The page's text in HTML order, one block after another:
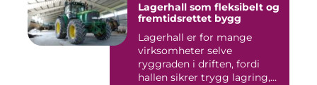
Lagerhall som fleksibelt og
fremtidsrettet bygg
Lagerhall er for mange
virksomheter selve
ryggraden i driften, fordi
hallen sikrer trygg lagring,